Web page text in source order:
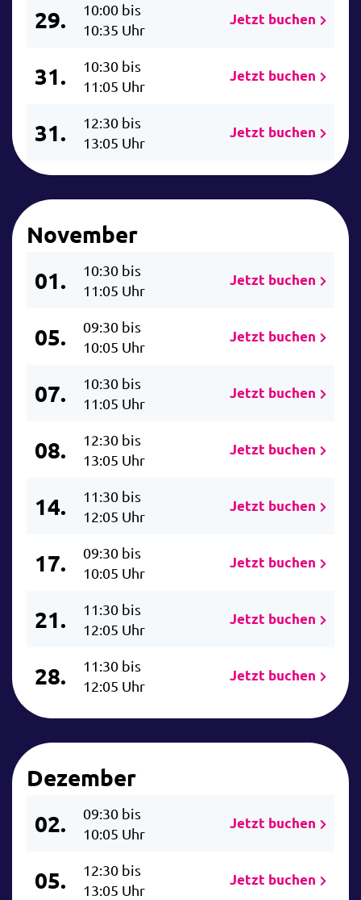
29.
10:00 bis
10:35 Uhr
Jetzt buchen
31.
10:30 bis
11:05 Uhr
Jetzt buchen
31.
12:30 bis
13:05 Uhr
Jetzt buchen
November
01.
10:30 bis
11:05 Uhr
Jetzt buchen
05.
09:30 bis
10:05 Uhr
Jetzt buchen
07.
10:30 bis
11:05 Uhr
Jetzt buchen
08.
12:30 bis
13:05 Uhr
Jetzt buchen
14.
11:30 bis
12:05 Uhr
Jetzt buchen
17.
09:30 bis
10:05 Uhr
Jetzt buchen
21.
11:30 bis
12:05 Uhr
Jetzt buchen
28.
11:30 bis
12:05 Uhr
Jetzt buchen
Dezember
02.
09:30 bis
10:05 Uhr
Jetzt buchen
05.
12:30 bis
13:05 Uhr
Jetzt buchen